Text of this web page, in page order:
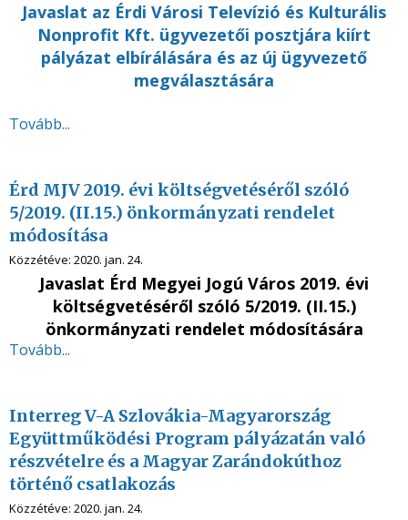
Javaslat az Érdi Városi Televízió és Kulturális
Nonprofit Kft. ügyvezetői posztjára kiírt
pályázat elbírálására és az új ügyvezető
megválasztására
Tovább...
Érd MJV 2019. évi költségvetéséről szóló
5/2019. (II.15.) önkormányzati rendelet
módosítása
Közzétéve: 2020. jan. 24.
Javaslat Érd Megyei Jogú Város 2019. évi
költségvetéséről szóló 5/2019. (II.15.)
önkormányzati rendelet módosítására
Tovább...
Interreg V-A Szlovákia-Magyarország
Együttműködési Program pályázatán való
részvételre és a Magyar Zarándokúthoz
történő csatlakozás
Közzétéve: 2020. jan. 24.